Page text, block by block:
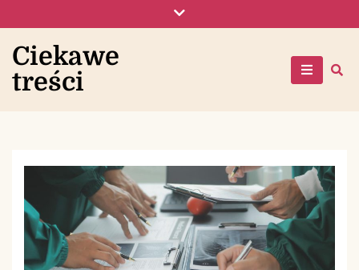
to
content
Ciekawe
treści